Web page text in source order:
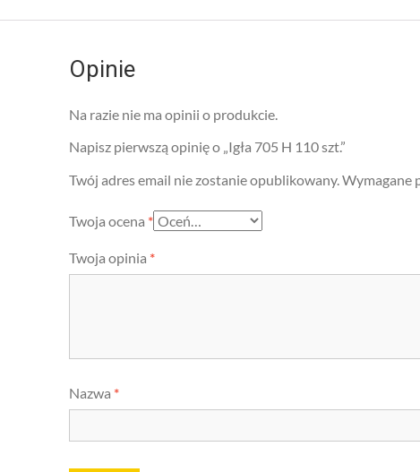
Opinie
Na razie nie ma opinii o produkcie.
Napisz pierwszą opinię o „Igła 705 H 110 szt.”
Twój adres email nie zostanie opublikowany.Wymagane
Twoja ocena *
Twoja opinia *
Nazwa *